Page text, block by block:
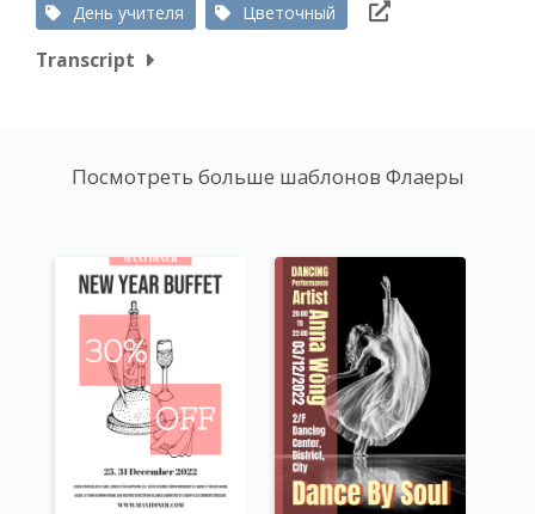
День учителя Цветочный
Transcript
Посмотреть больше шаблонов Флаеры